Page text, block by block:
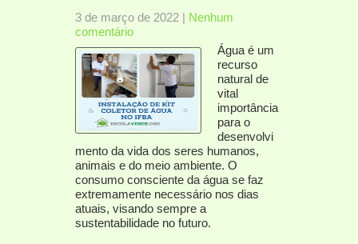
3 de março de 2022 | Nenhum
comentário
Água é um
recurso
natural de
vital
importância
para o
desenvolvi
mento da vida dos seres humanos,
animais e do meio ambiente. O
consumo consciente da água se faz
extremamente necessário nos dias
atuais, visando sempre a
sustentabilidade no futuro.